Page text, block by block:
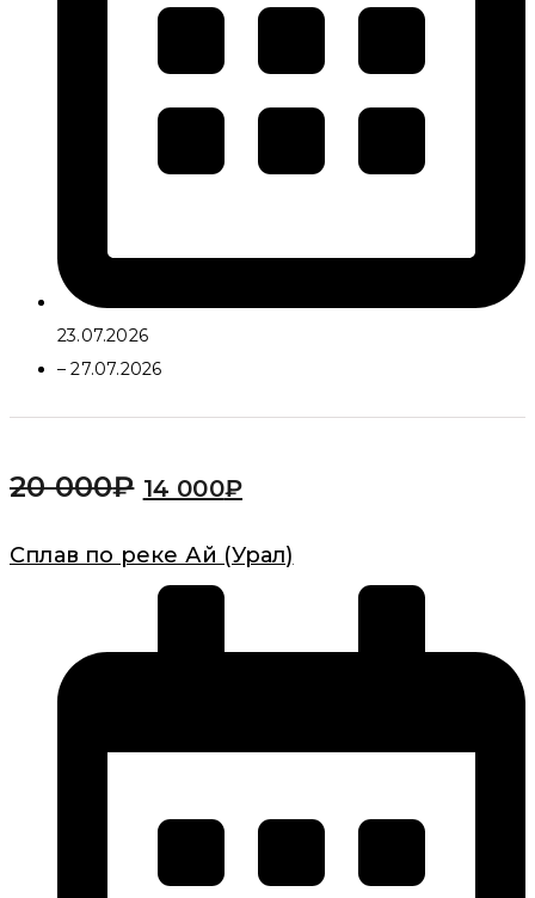
23.07.2026
– 27.07.2026
20 000₽ 14 000₽
Сплав по реке Ай (Урал)